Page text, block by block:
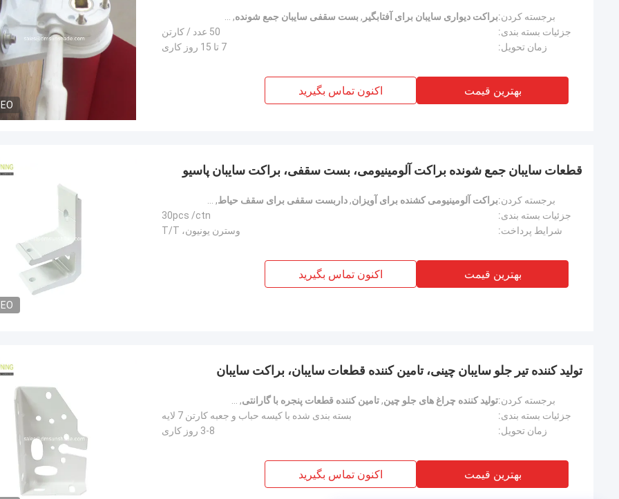
برجسته کردن:براکت دیواری سایبان برای آفتابگیر , بست سقفی سایبان جمع شونده,
قطعات سخت افزاری سایبان به صورت عمده
جزئیات بسته بندی:
50 عدد / کارتن
زمان تحویل:
7 تا 15 روز کاری
بهترین قیمت اکنون تماس بگیرید
قطعات سایبان جمع شونده براکت آلومینیومی، بست سقفی، براکت سایبان پاسیو
برجسته کردن:براکت آلومینیومی کشنده برای آویزان, داربست سقفی برای سقف حیاط,
قطعات سخت افزاری آویزان قابل باز شدن
جزئیات بسته بندی:
30pcs /ctn
شرایط پرداخت:
وسترن یونیون، T/T
بهترین قیمت اکنون تماس بگیرید
تولید کننده تیر جلو سایبان چینی، تامین کننده قطعات سایبان، براکت سایبان
برجسته کردن:تولید کننده چراغ های جلو چین, تامین کننده قطعات پنجره با گارانتی,
جزئیات بسته بندی:
بسته بندی شده با کیسه حباب و جعبه کارتن 7 لایه
زمان تحویل:
3-8 روز کاری
بهترین قیمت اکنون تماس بگیرید